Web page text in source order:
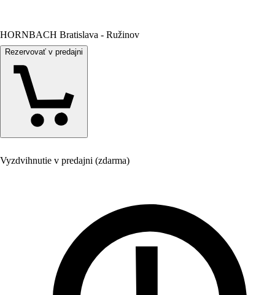
HORNBACH Bratislava - Ružinov
Rezervovať v predajni
Vyzdvihnutie v predajni (zdarma)